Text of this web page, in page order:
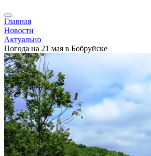
Главная
Новости
Актуально
Погода на 21 мая в Бобруйске